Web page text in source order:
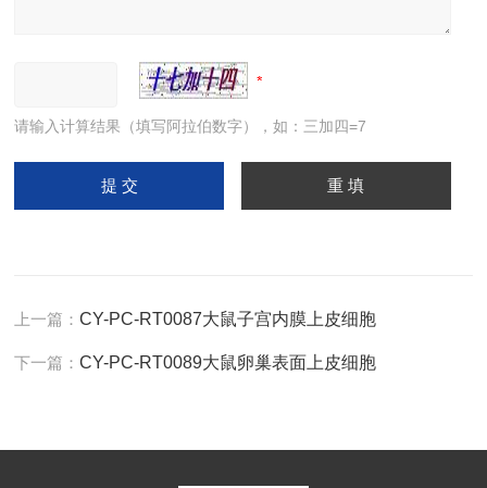
请输入计算结果（填写阿拉伯数字），如：三加四=7
上一篇：CY-PC-RT0087大鼠子宫内膜上皮细胞
下一篇：CY-PC-RT0089大鼠卵巢表面上皮细胞